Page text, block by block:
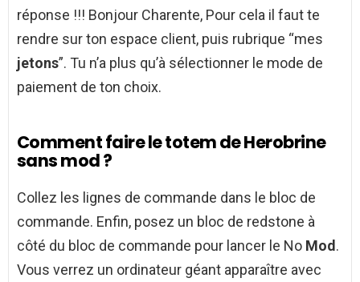
réponse !!! Bonjour Charente, Pour cela il faut te
rendre sur ton espace client, puis rubrique “mes
jetons”. Tu n’a plus qu’à sélectionner le mode de
paiement de ton choix.
Comment faire le totem de Herobrine
sans mod ?
Collez les lignes de commande dans le bloc de
commande. Enfin, posez un bloc de redstone à
côté du bloc de commande pour lancer le No Mod.
Vous verrez un ordinateur géant apparaître avec